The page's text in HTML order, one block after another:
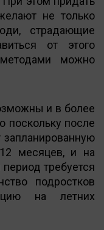
не только
страдающие
от этого
методами можно
и в более
поскольку после
запланированную
месяцев, и на
требуется
подростков
на летних